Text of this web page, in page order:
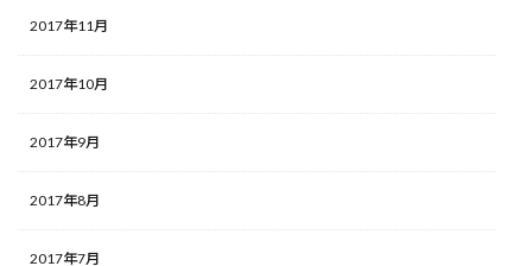
2017年11月
2017年10月
2017年9月
2017年8月
2017年7月